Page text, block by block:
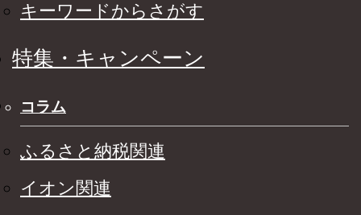
キーワードからさがす
特集・キャンペーン
コラム
ふるさと納税関連
イオン関連